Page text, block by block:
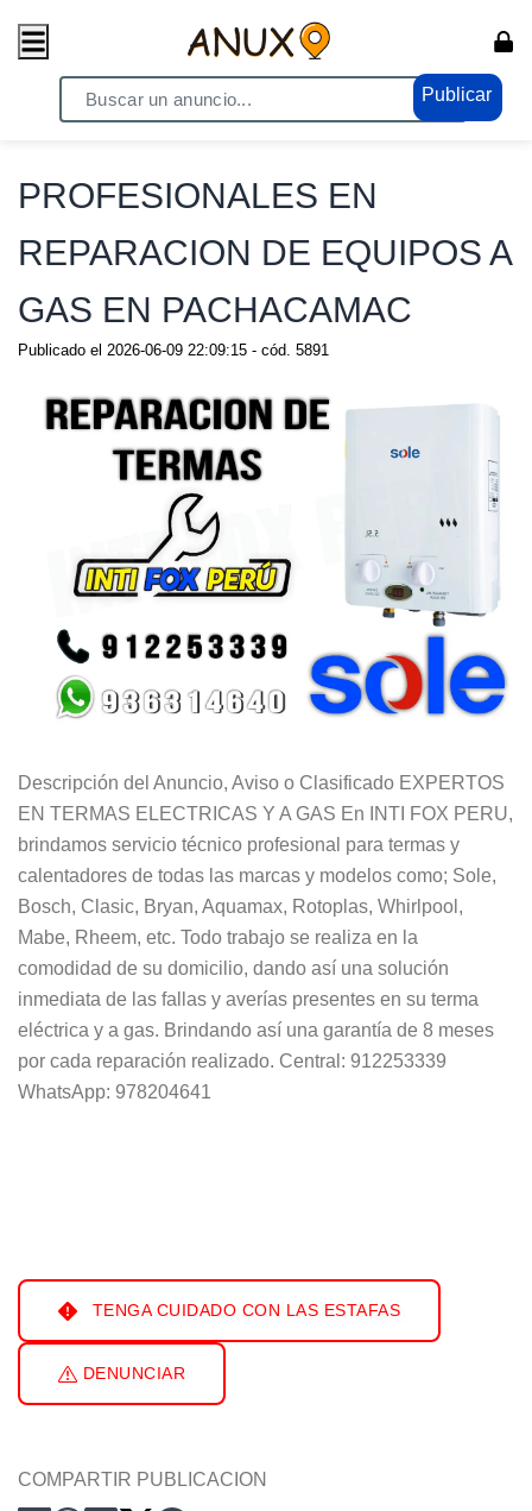
Publicar
/ Servicios / Servicios Generales
PROFESIONALES EN
REPARACION DE EQUIPOS A
GAS EN PACHACAMAC
Publicado el 2026-06-09 22:09:15 - cód. 5891
Descripción del Anuncio, Aviso o Clasificado EXPERTOS
EN TERMAS ELECTRICAS Y A GAS En INTI FOX PERU,
brindamos servicio técnico profesional para termas y
calentadores de todas las marcas y modelos como; Sole,
Bosch, Clasic, Bryan, Aquamax, Rotoplas, Whirlpool,
Mabe, Rheem, etc. Todo trabajo se realiza en la
comodidad de su domicilio, dando así una solución
inmediata de las fallas y averías presentes en su terma
eléctrica y a gas. Brindando así una garantía de 8 meses
por cada reparación realizado. Central: 912253339
WhatsApp: 978204641
TENGA CUIDADO CON LAS ESTAFAS
DENUNCIAR
COMPARTIR PUBLICACION